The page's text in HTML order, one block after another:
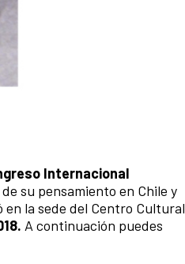
Internacional
su pensamiento en Chile y
la sede del Centro Cultural
A continuación puedes